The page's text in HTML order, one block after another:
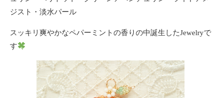
ジスト・淡水パール
スッキリ爽やかなペパーミントの香りの中誕生したJewelryで
す